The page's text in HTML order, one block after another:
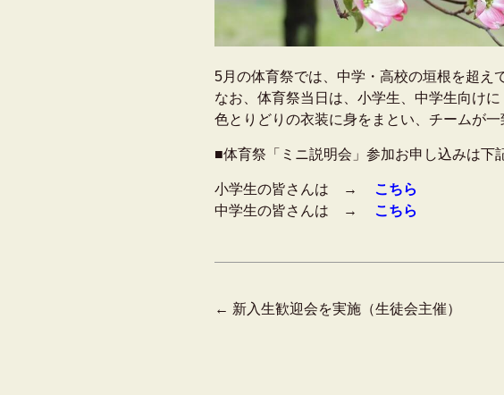
5月の体育祭では、中学・高校の垣根を超え
なお、体育祭当日は、小学生、中学生向け
色とりどりの衣装に身をまとい、チームが
■体育祭「ミニ説明会」参加お申し込みは下
小学生の皆さんは →
こちら
中学生の皆さんは →
こちら
← 新入生歓迎会を実施（生徒会主催）